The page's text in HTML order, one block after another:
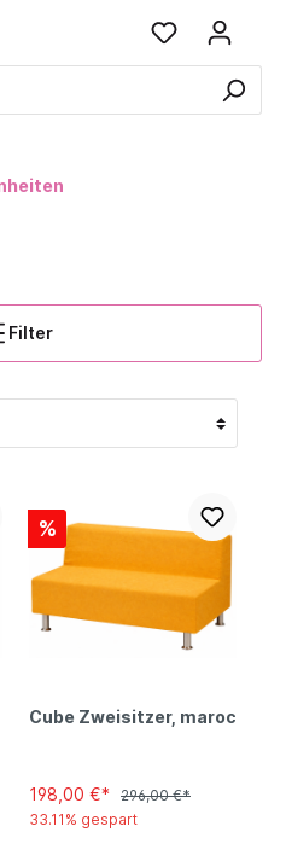
Filter
%
Cube Zweisitzer, maroc
198,00 €*
296,00 €*
33.11% gespart